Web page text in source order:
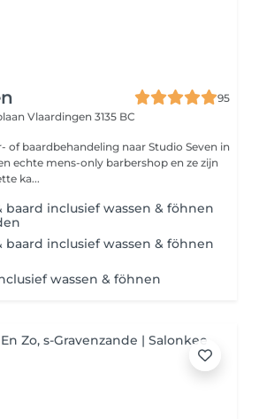
95
Vlaardingen 3135 BC
of baardbehandeling naar Studio Seven in
echte mens-only barbershop en ze zijn
ka...
inclusief wassen & föhnen
inclusief wassen & föhnen
wassen & föhnen